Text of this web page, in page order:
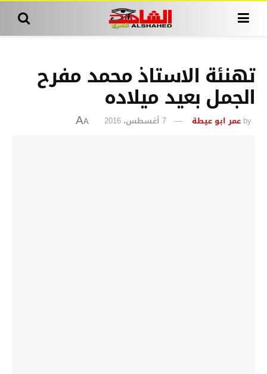
تهنئة الاستاذ محمد مفرح
الجمل بعيد ميلاده
by عمر ابو عيطة 7 أغسطس، 2016 A
A